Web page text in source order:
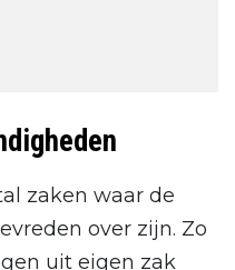
zaken waar de
over zijn. Zo
uit eigen zak